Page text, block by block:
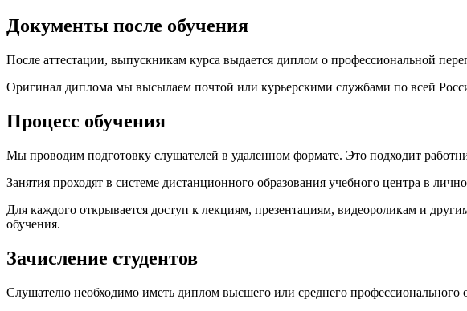
Документы после обучения
После аттестации, выпускникам курса выдается диплом о профессиональной
Оригинал диплома мы высылаем почтой или курьерскими службами по всей
Процесс обучения
Мы проводим подготовку слушателей в удаленном формате. Это подходит
Занятия проходят в системе дистанционного образования учебного центра в
Для каждого открывается доступ к лекциям, презентациям, видеороликам и
обучения.
Зачисление студентов
Слушателю необходимо иметь диплом высшего или среднего профессионального